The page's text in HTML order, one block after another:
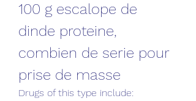
100 g escalope de
dinde proteine,
combien de serie pour
prise de masse
Drugs of this type include: